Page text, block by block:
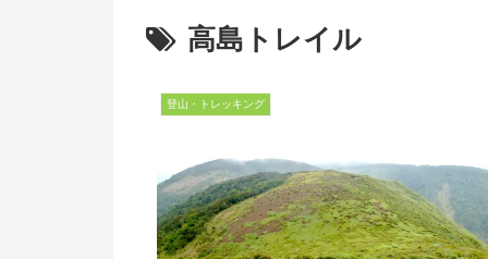
高島トレイル
登山・トレッキング